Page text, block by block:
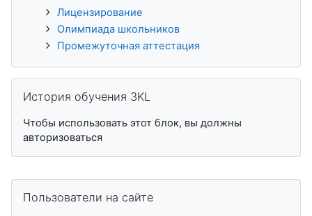
Лицензирование
Олимпиада школьников
Промежуточная аттестация
История обучения 3KL
Чтобы использовать этот блок, вы должны
авторизоваться
Пользователи на сайте